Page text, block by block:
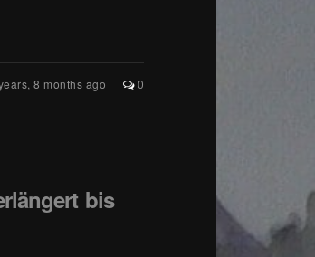
8 months ago 0
bis